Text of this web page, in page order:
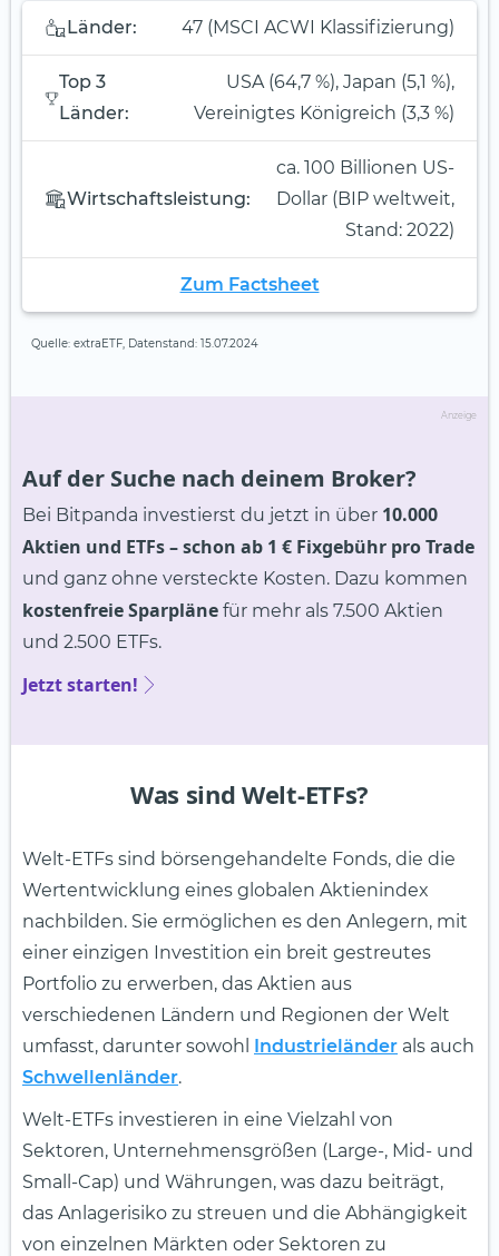
Länder: 47 (MSCI ACWI Klassifizierung)
Top 3
Länder:
USA (64,7 %), Japan (5,1 %),
Vereinigtes Königreich (3,3 %)
Wirtschaftsleistung:
ca. 100 Billionen US-
Dollar (BIP weltweit,
Stand: 2022)
Zum Factsheet
Quelle: extraETF, Datenstand: 15.07.2024
Anzeige
Auf der Suche nach deinem Broker?
Bei Bitpanda investierst du jetzt in über 10.000
Aktien und ETFs– schon ab 1 € Fixgebühr pro Trade
und ganz ohne versteckte Kosten. Dazu kommen
kostenfreie Sparpläne für mehr als 7.500 Aktien
und 2.500 ETFs.
Jetzt starten!
Was sind Welt-ETFs?
Welt-ETFs sind börsengehandelte Fonds, die die
Wertentwicklung eines globalen Aktienindex
nachbilden. Sie ermöglichen es den Anlegern, mit
einer einzigen Investition ein breit gestreutes
Portfolio zu erwerben, das Aktien aus
verschiedenen Ländern und Regionen der Welt
umfasst, darunter sowohl
Industrieländer als auch
Schwellenländer.
Welt-ETFs investieren in eine Vielzahl von
Sektoren, Unternehmensgrößen (Large-, Mid- und
Small-Cap) und Währungen, was dazu beiträgt,
das Anlagerisiko zu streuen und die Abhängigkeit
von einzelnen Märkten oder Sektoren zu